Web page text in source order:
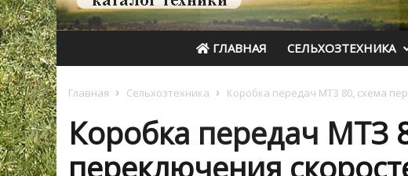
ГЛАВНАЯ СЕЛЬХОЗТЕХНИКА
Главная Сельхозтехника Коробка передач МТЗ 80, схема
Коробка передач МТЗ
переключения